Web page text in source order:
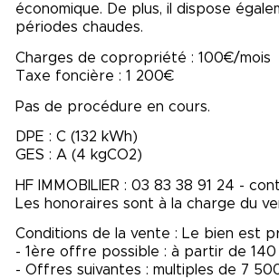
économique. De plus, il dispose
périodes chaudes.
Charges de copropriété : 100€/mois
Taxe foncière : 1 200€
Pas de procédure en cours.
DPE : C (132 kWh)
GES : A (4 kgCO2)
HF IMMOBILIER : 03 83 38 91 24 -
Les honoraires sont à la charge du
Conditions de la vente : Le bien est
- 1ère offre possible : à partir de
- Offres suivantes : multiples de 7